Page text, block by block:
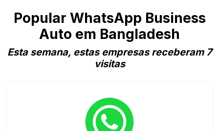
Popular WhatsApp Business
Auto em Bangladesh
Esta semana, estas empresas receberam 7
visitas